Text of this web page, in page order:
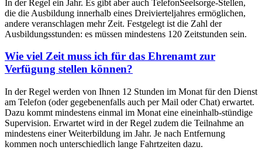
In der Regel ein Jahr. Es gibt aber auch TelefonSeelsorge-Stellen,
die die Ausbildung innerhalb eines Dreivierteljahres ermöglichen,
andere veranschlagen mehr Zeit. Festgelegt ist die Zahl der
Ausbildungsstunden: es müssen mindestens 120 Zeitstunden sein.
Wie viel Zeit muss ich für das Ehrenamt zur
Verfügung stellen können?
In der Regel werden von Ihnen 12 Stunden im Monat für den Dienst
am Telefon (oder gegebenenfalls auch per Mail oder Chat) erwartet.
Dazu kommt mindestens einmal im Monat eine eineinhalb-stündige
Supervision. Erwartet wird in der Regel zudem die Teilnahme an
mindestens einer Weiterbildung im Jahr. Je nach Entfernung
kommen noch unterschiedlich lange Fahrtzeiten dazu.